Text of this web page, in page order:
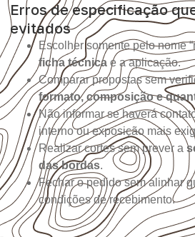
Erros de especificação
evitados
Escolher somente pelo nome
ficha técnica e a aplicação.
Comparar propostas sem
formato, composição e
Não informar se haverá
interno ou exposição mais
Realizar cortes sem prever a
das bordas.
Fechar o pedido sem alinhar
condições de recebimento.